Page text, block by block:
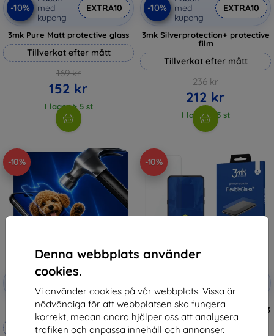
Denna webbplats använder
cookies.
Vi använder cookies på vår webbplats. Vissa är
nödvändiga för att webbplatsen ska fungera
korrekt, medan andra hjälper oss att analysera
trafiken och anpassa innehåll och annonser.
-10%
med
kupong
EXTRA10
3mk Pure Matt protective glass
Tillverkat efter mått
169 kr
152 kr
I lager > 5 st
-10%
med
kupong
EXTRA10
3mk Silverprotection+ protective
film
Tillverkat efter mått
236 kr
212 kr
I lager > 5 st
-10%
Rabatt
kupong
3mk Hammer protective film
Tillverkat efter mått
-10%
kupong
3MK FlexibleGlass Xiaomi Mi Mix 3
Hybrid Glass
147 kr